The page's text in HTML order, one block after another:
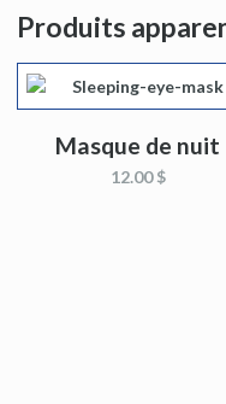
Produits
Masque de nuit
12.00 $